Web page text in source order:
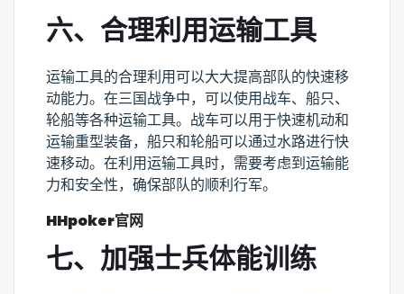
六、合理利用运输工具
运输工具的合理利用可以大大提高部队的快速移
动能力。在三国战争中，可以使用战车、船只、
轮船等各种运输工具。战车可以用于快速机动和
运输重型装备，船只和轮船可以通过水路进行快
速移动。在利用运输工具时，需要考虑到运输能
力和安全性，确保部队的顺利行军。
HHpoker官网
七、加强士兵体能训练